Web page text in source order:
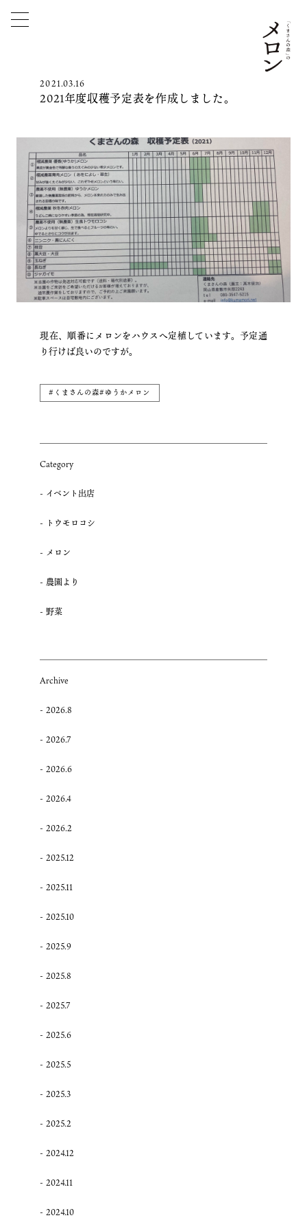
2021.03.16
2021年度収穫予定表を作成しました。
現在、順番にメロンをハウスへ定植しています。予定通
り行けば良いのですが。
#くまさんの森#ゆうかメロン
Category
イベント出店
トウモロコシ
メロン
農園より
野菜
Archive
2026.8
2026.7
2026.6
2026.4
2026.2
2025.12
2025.11
2025.10
2025.9
2025.8
2025.7
2025.6
2025.5
2025.3
2025.2
2024.12
2024.11
2024.10